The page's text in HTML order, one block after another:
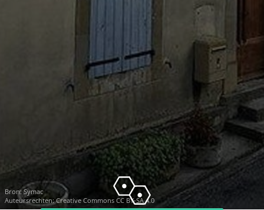
Bron:Symac
Auteursrechten:Creative Commons CC BY-SA 4.0